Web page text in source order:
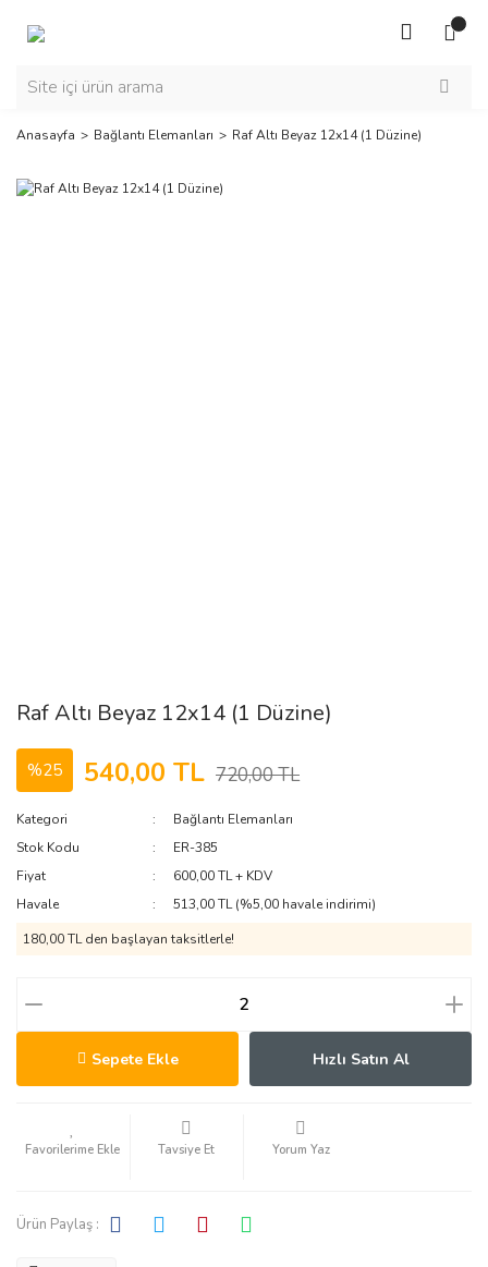
Anasayfa Bağlantı Elemanları Raf Altı Beyaz 12x14 (1 Düzine)
Raf Altı Beyaz 12x14 (1 Düzine)
%25 540,00 TL 720,00 TL
Kategori
Bağlantı Elemanları
Stok Kodu
ER-385
Fiyat
600,00 TL + KDV
Havale
513,00 TL (%5,00 havale indirimi)
180,00 TL den başlayan taksitlerle!
Sepete Ekle Hızlı Satın Al
Tavsiye Et Yorum Yaz
Ürün Paylaş :